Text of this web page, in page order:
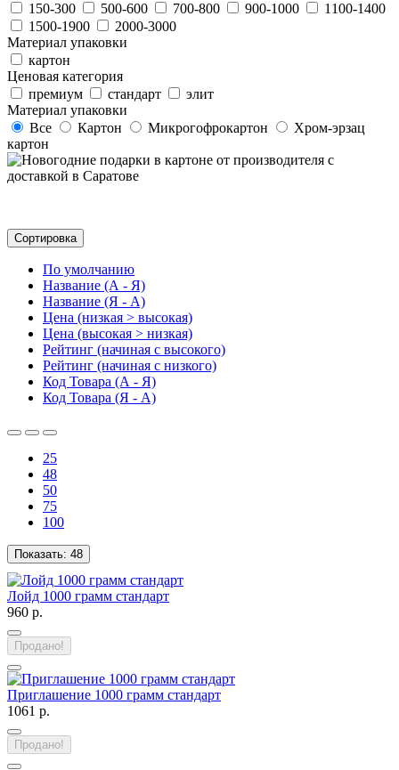
150-300
500-600 700-800 900-1000
1100-1400
1500-1900
2000-3000
Материал упаковки
картон
Ценовая категория
премиум
стандарт
элит
Материал упаковки
Все
Картон Микрогофрокартон
Хром-эрзац
картон
Сортировка
По умолчанию
Название (А - Я)
Название (Я - А)
Цена (низкая > высокая)
Цена (высокая > низкая)
Рейтинг (начиная с высокого)
Рейтинг (начиная с низкого)
Код Товара (А - Я)
Код Товара (Я - А)
25
48
50
75
100
Показать: 48
Лойд 1000 грамм стандарт
960 р.
Продано!
Приглашение 1000 грамм стандарт
1061 р.
Продано!